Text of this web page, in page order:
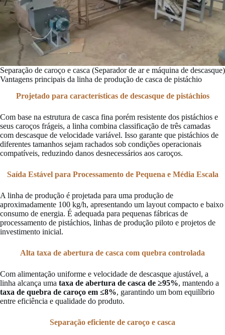
Separação de caroço e casca (Separador de ar e máquina de descasque)
Vantagens principais da linha de produção de casca de pistáchio
Projetado para características de descasque de pistáchios
Com base na estrutura de casca fina porém resistente dos pistáchios e
seus caroços frágeis, a linha combina classificação de três camadas
com descasque de velocidade variável. Isso garante que pistáchios de
diferentes tamanhos sejam rachados sob condições operacionais
compatíveis, reduzindo danos desnecessários aos caroços.
Saída Estável para Processamento de Pequena e Média Escala
A linha de produção é projetada para uma produção de
aproximadamente 100 kg/h, apresentando um layout compacto e baixo
consumo de energia. É adequada para pequenas fábricas de
processamento de pistáchios, linhas de produção piloto e projetos de
investimento inicial.
Alta taxa de abertura de casca com quebra controlada
Com alimentação uniforme e velocidade de descasque ajustável, a
linha alcança uma taxa de abertura de casca de ≥95%, mantendo a
taxa de quebra de caroço em ≤8%, garantindo um bom equilíbrio
entre eficiência e qualidade do produto.
Separação eficiente de caroço e casca